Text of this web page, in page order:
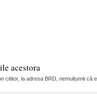
acestora
cititor, la adresa BRD, nemulțumit că